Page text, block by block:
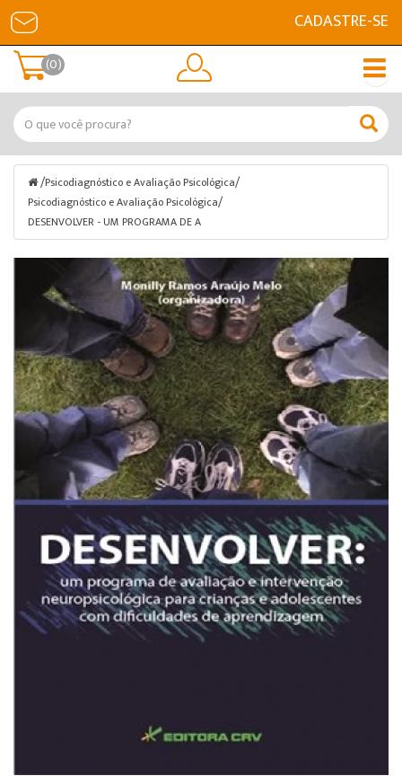
CADASTRE-SE
(0)
/Psicodiagnóstico e Avaliação Psicológica/
Psicodiagnóstico e Avaliação Psicológica/
DESENVOLVER - UM PROGRAMA DE A